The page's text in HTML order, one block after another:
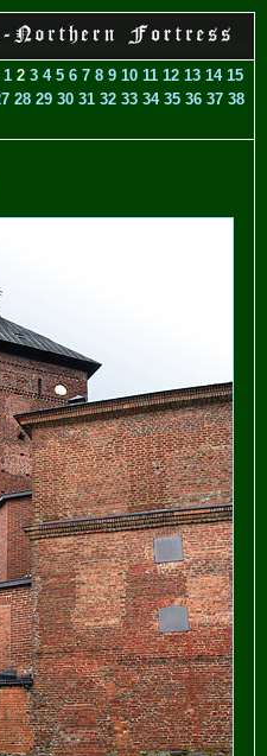
1 2 3 4 5 6 7 8 9 10 11 12 13 14 15
28 29 30 31 32 33 34 35 36 37 38